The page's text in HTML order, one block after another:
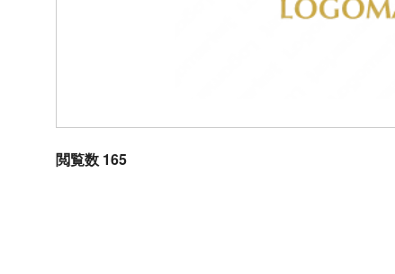
閲覧数 165